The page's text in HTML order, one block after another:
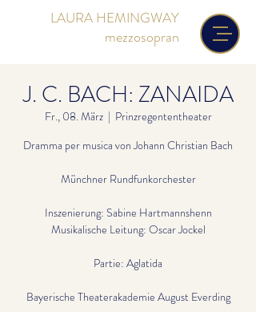
LAURA HEMINGWAY
mezzosopran
J. C. BACH: ZANAIDA
Fr., 08. März
  |
Prinzregententheater
Dramma per musica von Johann Christian Bach
Münchner Rundfunkorchester
Inszenierung: Sabine Hartmannshenn
Musikalische Leitung: Oscar Jockel
Partie: Aglatida
Bayerische Theaterakademie August Everding